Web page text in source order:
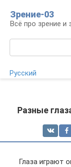
контенту
Зрение-03
Всё про зрение и
Русский
Разные
Глаза играют